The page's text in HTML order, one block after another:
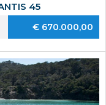
45
€ 670.000,00